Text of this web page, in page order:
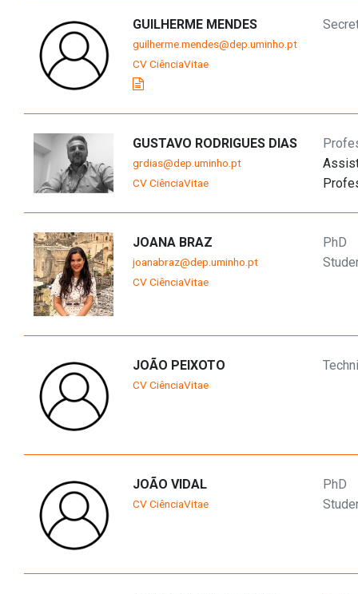
GUILHERME MENDES
guilherme.mendes@dep.uminho.pt
CV CiênciaVitae
GUSTAVO RODRIGUES DIAS
grdias@dep.uminho.pt
CV CiênciaVitae
JOANA BRAZ
joanabraz@dep.uminho.pt
CV CiênciaVitae
PhD
JOÃO PEIXOTO
CV CiênciaVitae
JOÃO VIDAL
CV CiênciaVitae
PhD